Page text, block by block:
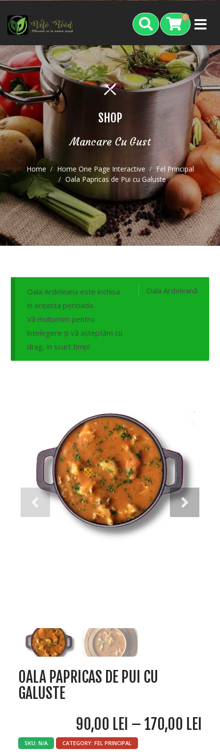
SHOP
Mancare Cu Gust
Home Home One Page Interactive
Fel Principal
Oala Papricas de Pui cu Galuste
0
Oala Ardeleană
Oala Ardeleana este inchisa
in aceasta perioada.
Vă mulțumim pentru
întelegere și vă așteptăm cu
drag, in scurt timp!
OALA PAPRICAS DE PUI CU
GALUSTE
90,00 LEI –170,00 LEI
SKU: N/A CATEGORY: FEL PRINCIPAL